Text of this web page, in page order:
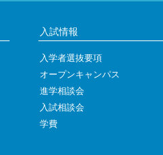
入試情報
入学者選抜要項
オープンキャンパス
進学相談会
入試相談会
学費